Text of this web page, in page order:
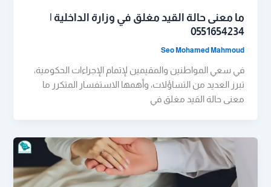
ما معنى حالة القيد مغلق في وزارة الداخلية |
0551654234
Seo Mohamed Mahmoud
في سعي المواطنين والمقيمين لإتمام الإجراءات الحكومية،
تبرز العديد من التساؤلات، وأهمها الاستفسار المتكرر ما
معنى حالة القيد مغلق في